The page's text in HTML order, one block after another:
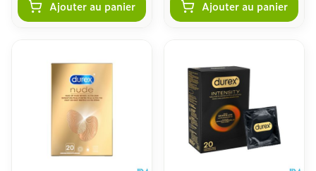
Ajouter au panier Ajouter au panier